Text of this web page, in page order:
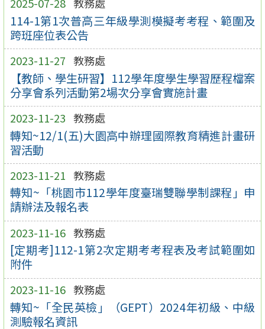
2025-07-28 教務處
114-1第1次普高三年級學測模擬考考程、範圍及
跨班座位表公告
2023-11-27 教務處
【教師、學生研習】112學年度學生學習歷程檔案
分享會系列活動第2場次分享會實施計畫
2023-11-23 教務處
轉知~12/1(五)大園高中辦理國際教育精進計畫研
習活動
2023-11-21 教務處
轉知~「桃園市112學年度臺瑞雙聯學制課程」申
請辦法及報名表
2023-11-16 教務處
[定期考]112-1第2次定期考考程表及考試範圍如
附件
2023-11-16 教務處
轉知~「全民英檢」（GEPT）2024年初級、中級
測驗報名資訊